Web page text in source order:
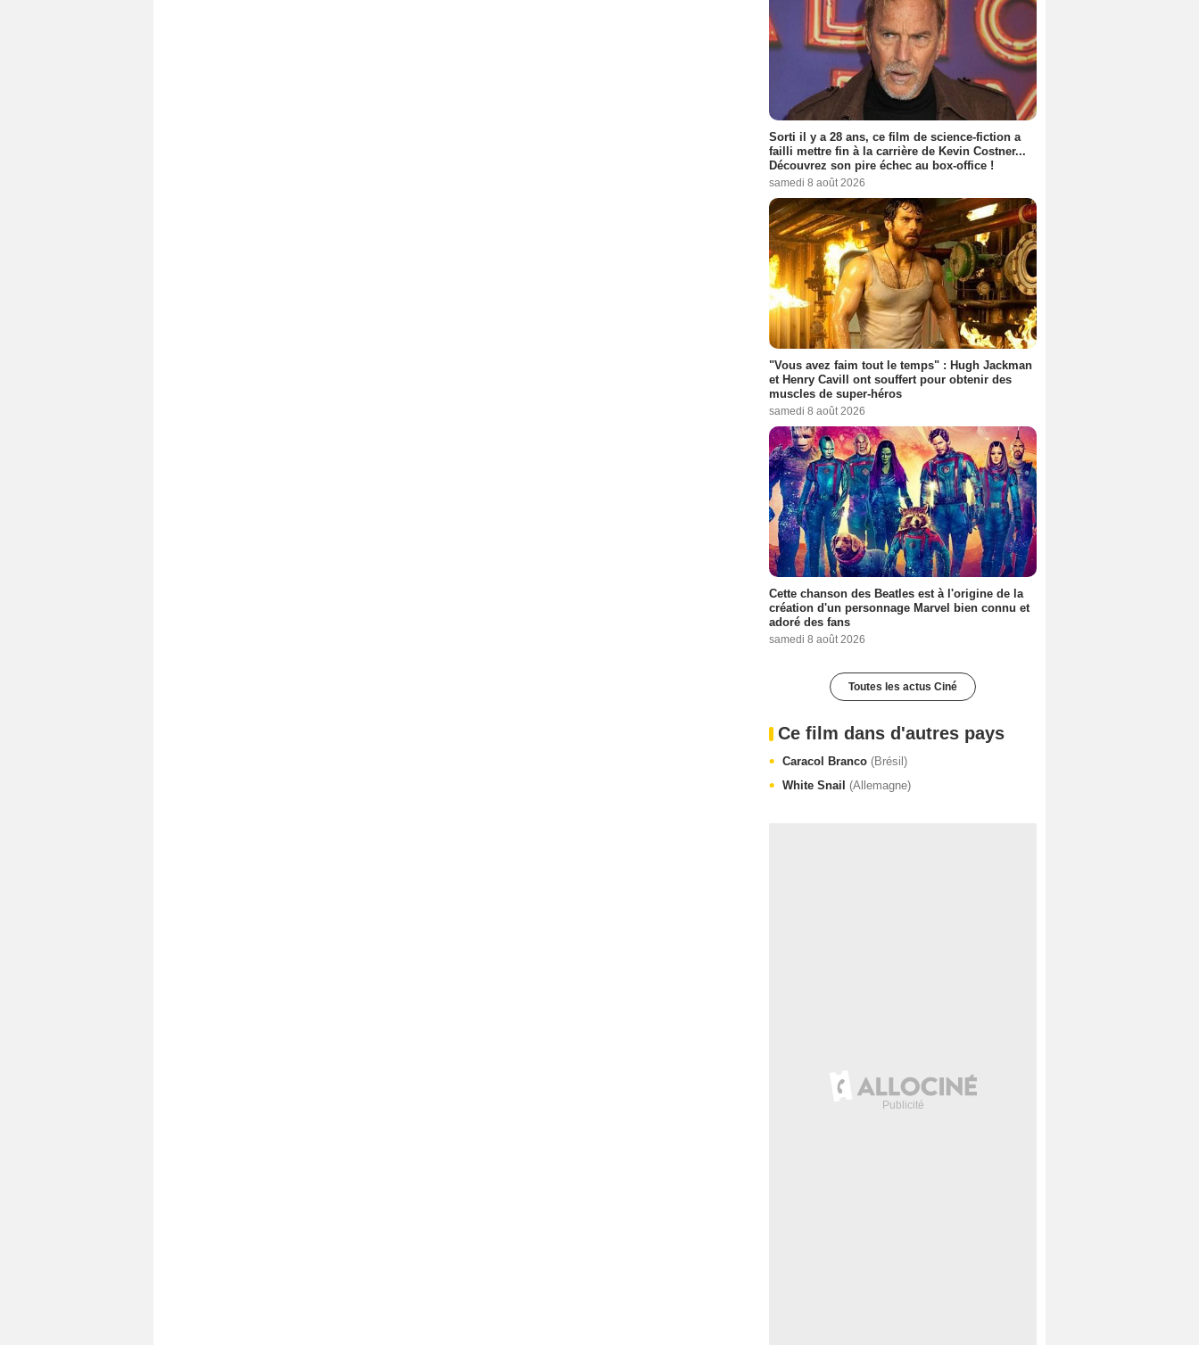
Sorti il y a 28 ans, ce film de science-fiction a
failli mettre fin à la carrière de Kevin Costner...
Découvrez son pire échec au box-office !
samedi 8 août 2026
"Vous avez faim tout le temps" : Hugh Jackman
et Henry Cavill ont souffert pour obtenir des
muscles de super-héros
samedi 8 août 2026
Cette chanson des Beatles est à l'origine de la
création d'un personnage Marvel bien connu et
adoré des fans
samedi 8 août 2026
Toutes les actus Ciné
Ce film dans d'autres pays
Caracol Branco (Brésil)
White Snail (Allemagne)